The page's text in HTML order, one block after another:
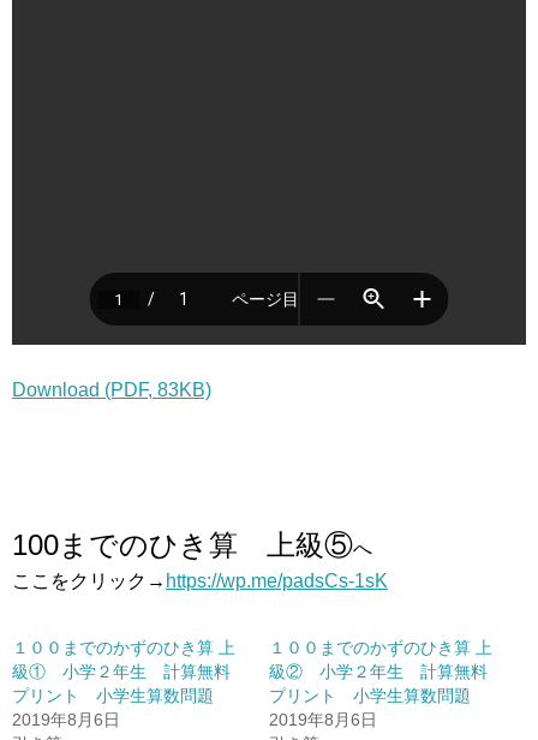
Download (PDF, 83KB)
100までのひき算 上級⑤へ
ここをクリック→ https://wp.me/padsCs-1sK
１００までのかずのひき算 上
級① 小学２年生 計算無料
プリント 小学生算数問題
2019年8月6日
１００までのかずのひき算 上
級② 小学２年生 計算無料
プリント 小学生算数問題
2019年8月6日